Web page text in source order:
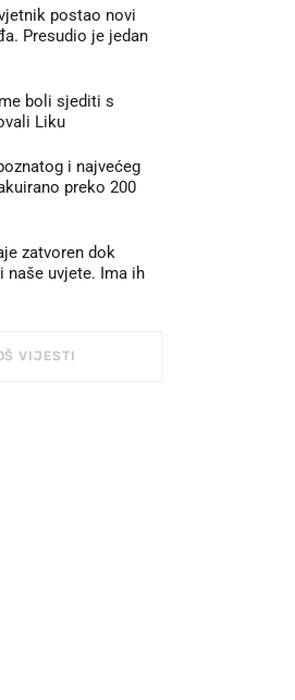
postao novi
Presudio je jedan
boli sjediti s
Liku
i najvećeg
preko 200
zatvoren dok
naše uvjete. Ima ih
VIJESTI